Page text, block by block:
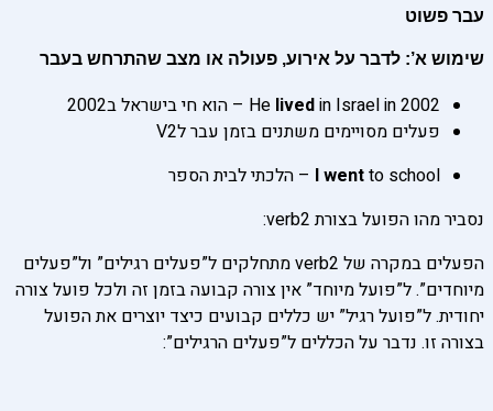
עבר פשוט
שימוש א’: לדבר על אירוע, פעולה או מצב שהתרחש בעבר
He livedin Israel in 2002 – הוא חי בישראל ב2002
פעלים מסויימים משתנים בזמן עבר לV2
Iwentto school – הלכתי לבית הספר
נסביר מהו הפועל בצורת verb2:
הפעלים במקרה של verb2 מתחלקים ל”פעלים רגילים” ול”פעלים
מיוחדים”. ל”פועל מיוחד” אין צורה קבועה בזמן זה ולכל פועל צורה
יחודית. ל”פועל רגיל” יש כללים קבועים כיצד יוצרים את הפועל
בצורה זו. נדבר על הכללים ל”פעלים הרגילים”: